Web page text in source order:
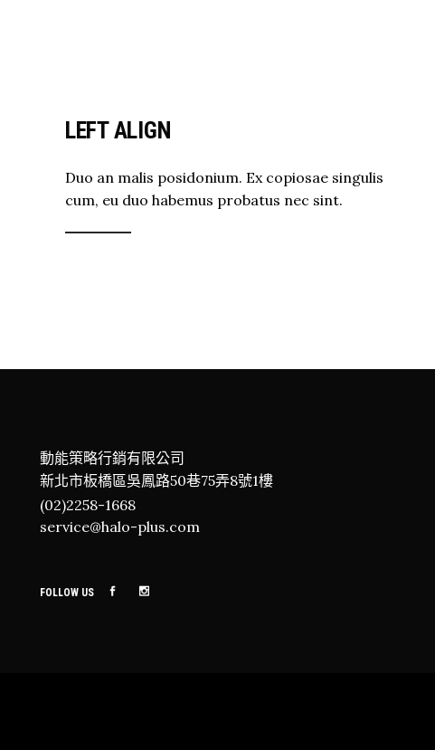
LEFT ALIGN
Duo an malis posidonium. Ex copiosae singulis
cum, eu duo habemus probatus nec sint.
動能策略行銷有限公司
新北市板橋區吳鳳路50巷75弄8號1樓
(02)2258-1668
service@halo-plus.com
FOLLOW US